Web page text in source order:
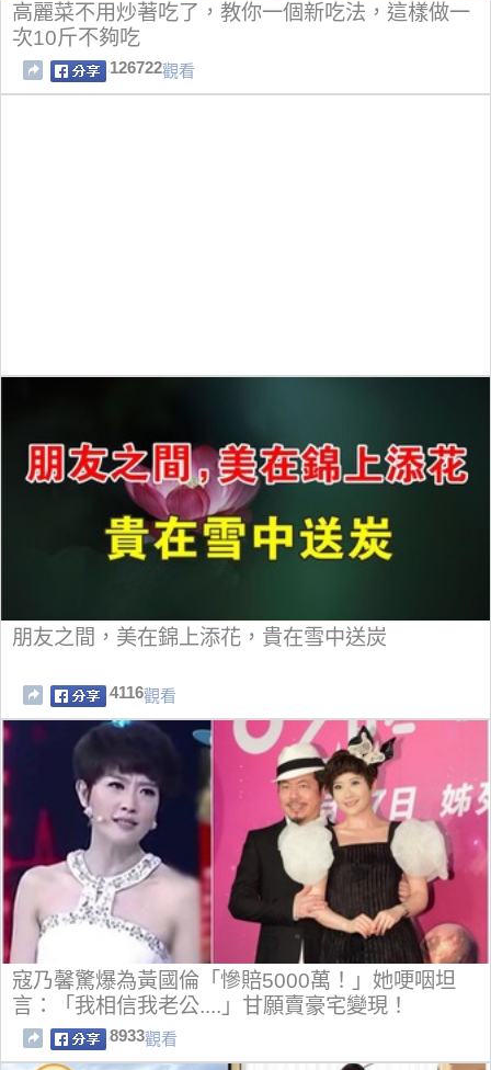
高麗菜不用炒著吃了，教你一個新吃法，這樣做一
次10斤不夠吃
126722觀看
朋友之間，美在錦上添花，貴在雪中送炭
4116觀看
寇乃馨驚爆為黃國倫「慘賠5000萬！」她哽咽坦
言：「我相信我老公....」甘願賣豪宅變現！
8933觀看